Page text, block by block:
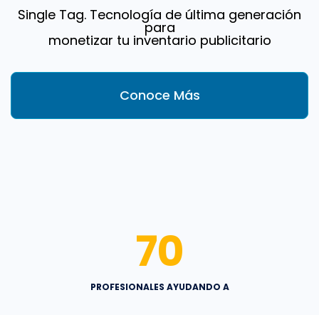
Single Tag. Tecnología de última generación
para
monetizar tu inventario publicitario
Conoce Más
PROFESIONALES AYUDANDO A
70